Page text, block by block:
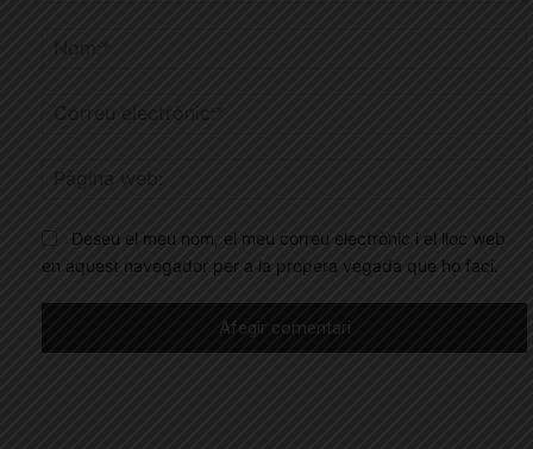
Deseu el meu nom, el meu correu electrònic i el lloc web
en aquest navegador per a la propera vegada que ho faci.